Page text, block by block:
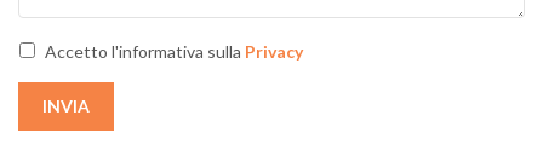
Accetto l'informativa sulla Privacy
INVIA